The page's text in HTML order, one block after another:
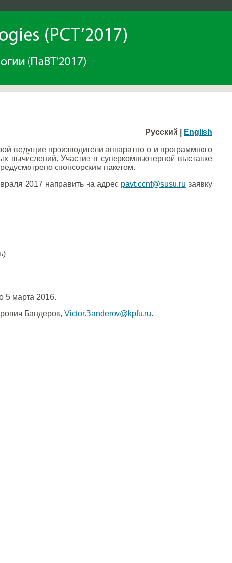
Русский | English
ведущие производители аппаратного и программного
вычислений. Участие в суперкомпьютерной выставке
спонсорским пакетом.
2017 направить на адрес pavt.conf@susu.ru заявку
5 марта 2016.
Бандеров, Victor.Banderov@kpfu.ru.